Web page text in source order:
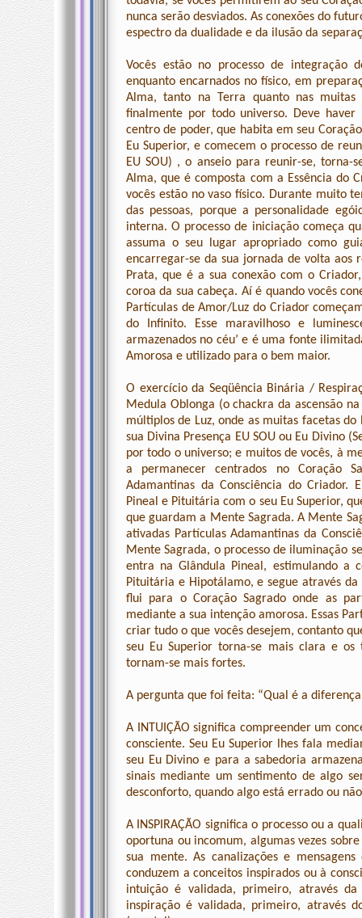
nunca serão desviados. As conexões do
espectro da dualidade e da ilusão da
Vocês estão no processo de integração
enquanto encarnados no físico, em
Alma, tanto na Terra quanto nas
finalmente por todo universo. Deve
centro de poder, que habita em seu
Eu Superior, e comecem o processo de
EU SOU) , o anseio para reunir-se,
Alma, que é composta com a Essência do
vocês estão no vaso físico. Durante muito
das pessoas, porque a personalidade
interna. O processo de iniciação começa
assuma o seu lugar apropriado como
encarregar-se da sua jornada de volta aos
Prata, que é a sua conexão com o
coroa da sua cabeça. Aí é quando vocês
Partículas de Amor/Luz do Criador
do Infinito. Esse maravilhoso e
armazenados no céu’ e é uma fonte
Amorosa e utilizado para o bem maior.
O exercício da Seqüência Binária /
Medula Oblonga (o chackra da ascensão
múltiplos de Luz, onde as muitas facetas
sua Divina Presença EU SOU ou Eu Divino
por todo o universo; e muitos de vocês, à
a permanecer centrados no Coração
Adamantinas da Consciência do Criador.
Pineal e Pituitária com o seu Eu Superior,
que guardam a Mente Sagrada. A Mente
ativadas Partículas Adamantinas da
Mente Sagrada, o processo de iluminação
entra na Glândula Pineal, estimulando a
Pituitária e Hipotálamo, e segue através
flui para o Coração Sagrado onde as
mediante a sua intenção amorosa. Essas
criar tudo o que vocês desejem, contanto
seu Eu Superior torna-se mais clara e os
tornam-se mais fortes.
A pergunta que foi feita: “Qual é a
A INTUIÇÃO significa compreender um
consciente. Seu Eu Superior lhes fala
seu Eu Divino e para a sabedoria
sinais mediante um sentimento de algo
desconforto, quando algo está errado ou
A INSPIRAÇÃO significa o processo ou a
oportuna ou incomum, algumas vezes
sua mente. As canalizações e
conduzem a conceitos inspirados ou à
intuição é validada, primeiro, através
inspiração é validada, primeiro, através